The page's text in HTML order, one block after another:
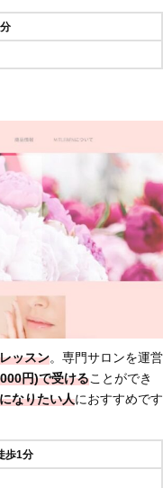
ッスン。専門サロンを運営
円)で受けることができ
なりたい人におすすめです
歩1分